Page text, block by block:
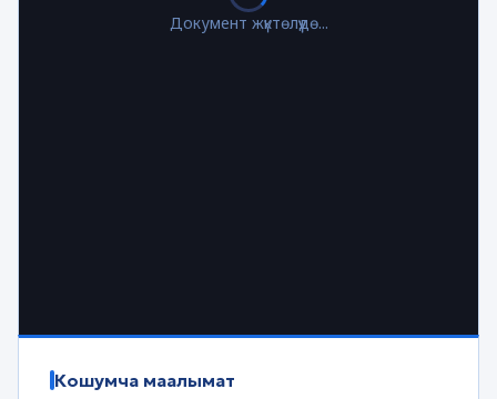
Документ жүктөлүүдө...
Кошумча маалымат